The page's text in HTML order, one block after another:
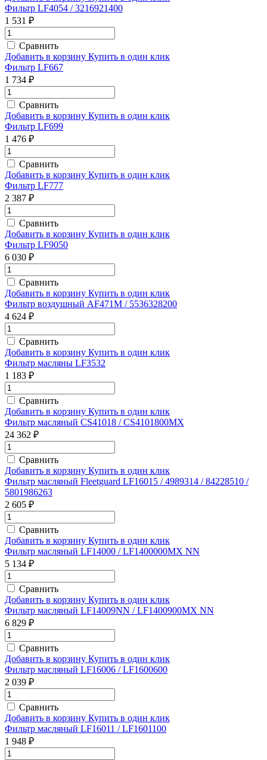
Фильтр LF4054 / 3216921400
1 531 ₽
Сравнить
Добавить в корзину Купить в один клик
Фильтр LF667
1 734 ₽
Сравнить
Добавить в корзину Купить в один клик
Фильтр LF699
1 476 ₽
Сравнить
Добавить в корзину Купить в один клик
Фильтр LF777
2 387 ₽
Сравнить
Добавить в корзину Купить в один клик
Фильтр LF9050
6 030 ₽
Сравнить
Добавить в корзину Купить в один клик
Фильтр воздушный AF471M / 5536328200
4 624 ₽
Сравнить
Добавить в корзину Купить в один клик
Фильтр масляны LF3532
1 183 ₽
Сравнить
Добавить в корзину Купить в один клик
Фильтр масляный CS41018 / CS4101800MX
24 362 ₽
Сравнить
Добавить в корзину Купить в один клик
Фильтр масляный Fleetguard LF16015 / 4989314 / 84228510 /
5801986263
2 605 ₽
Сравнить
Добавить в корзину Купить в один клик
Фильтр масляный LF14000 / LF1400000MX NN
5 134 ₽
Сравнить
Добавить в корзину Купить в один клик
Фильтр масляный LF14009NN / LF1400900MX NN
6 829 ₽
Сравнить
Добавить в корзину Купить в один клик
Фильтр масляный LF16006 / LF1600600
2 039 ₽
Сравнить
Добавить в корзину Купить в один клик
Фильтр масляный LF16011 / LF1601100
1 948 ₽